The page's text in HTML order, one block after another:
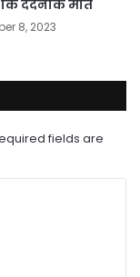
दर्दनाक मौत
8, 2023
fields are